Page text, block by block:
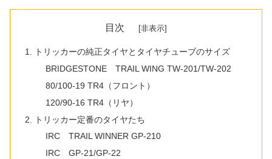
目次
トリッカーの純正タイヤとタイヤチューブのサイズ
BRIDGESTONE TRAIL WING TW-201/TW-202
80/100-19 TR4（フロント）
120/90-16 TR4（リヤ）
トリッカー定番のタイヤたち
IRC TRAIL WINNER GP-210
IRC GP-21/GP-22